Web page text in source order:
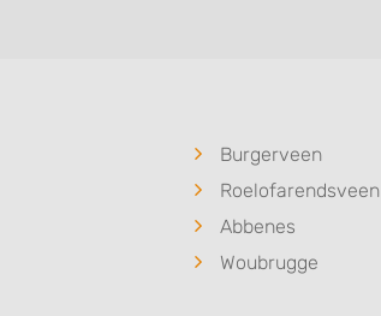
Burgerveen
Roelofarendsveen
Abbenes
Woubrugge